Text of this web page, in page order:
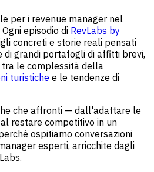
per i revenue manager nel
episodio di RevLabs by
concreti e storie reali pensati
di grandi portafogli di affitti brevi,
tra le complessità della
turistiche e le tendenze di
che affronti — dall'adattare le
restare competitivo in un
ospitiamo conversazioni
esperti, arricchite dagli